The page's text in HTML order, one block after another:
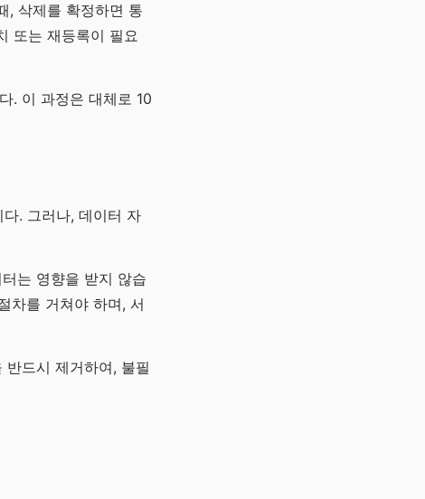
, 삭제를 확정하면 통
또는 재등록이 필요
. 이 과정은 대체로 10
. 그러나, 데이터 자
는 영향을 받지 않습
차를 거쳐야 하며, 서
드시 제거하여, 불필